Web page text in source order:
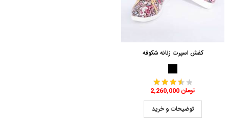
کفش اسپرت زنانه شکوفه
2,260,000 تومان
توضیحات و خرید